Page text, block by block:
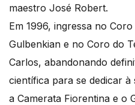
maestro José Robert.
Em 1996, ingressa no
Gulbenkian e no Coro do
Carlos, abandonando
científica para se dedicar à
a Camerata Fiorentina e o